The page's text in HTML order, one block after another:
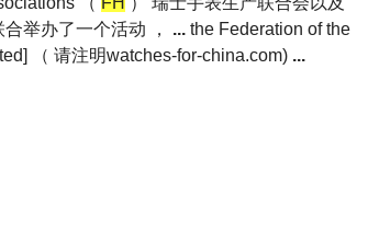
举办了一个活动 ， ... the Federation of the
（ 请注明watches-for-china.com) ...